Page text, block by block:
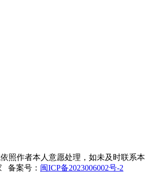
照作者本人意愿处理，如未及时联系本
备案号： 闽ICP备2023006002号-2